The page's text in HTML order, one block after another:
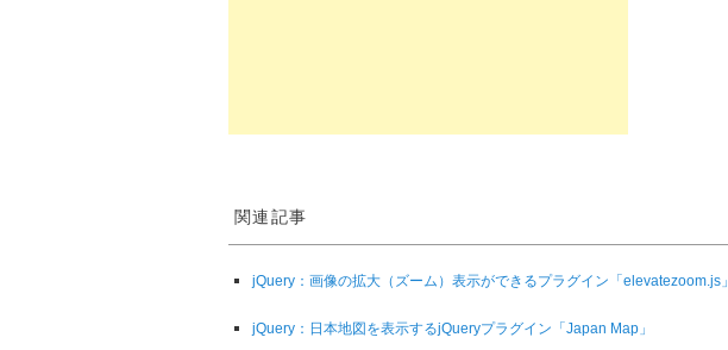
関連記事
jQuery：画像の拡大（ズーム）表示ができるプラグイン「elevatezoom.js」
jQuery：日本地図を表示するjQueryプラグイン「Japan Map」